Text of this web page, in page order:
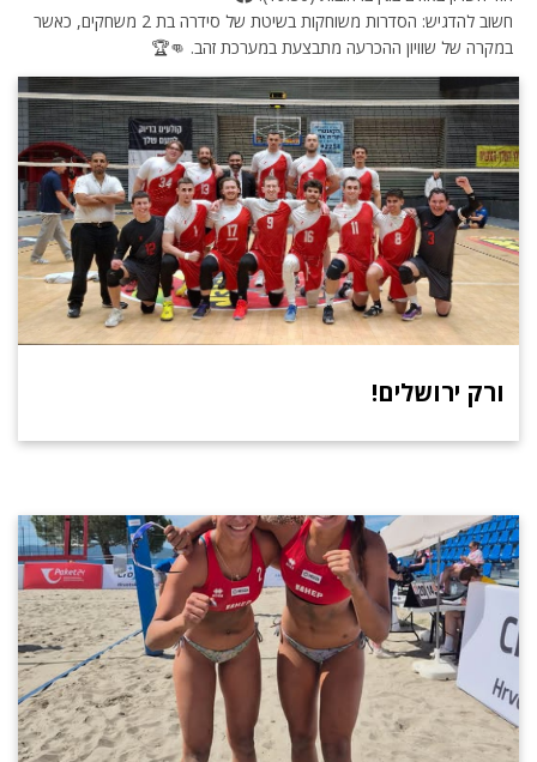
חשוב להדגיש: הסדרות משוחקות בשיטת של סידרה בת 2 משחקים, כאשר
במקרה של שוויון ההכרעה מתבצעת במערכת זהב. 👊🏆
ורק ירושלים!